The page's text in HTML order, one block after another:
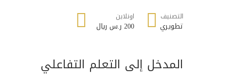
التصنيف
تطويري
اونلاين
200 ر.س ريال
المدخل إلى التعلم التفاعلي